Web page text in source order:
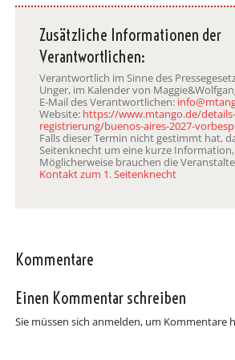
Zusätzliche Informationen der
Verantwortlichen:
Verantwortlich im Sinne des
Unger, im Kalender von
E-Mail des Verantwortlichen:
Website: https://www.mtango.de/details-
registrierung/buenos-aires-2027-
Falls dieser Termin nicht gestimmt hat,
Seitenknecht um eine kurze
Möglicherweise brauchen die
Kontakt zum 1. Seitenknecht
Kommentare
Einen Kommentar schreiben
Sie müssen sich anmelden, um Kommentare